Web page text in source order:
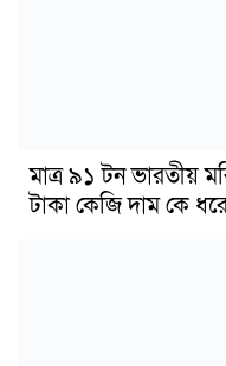
মাত্র ৯১ টন ভারতীয়
টাকা কেজি দাম কে